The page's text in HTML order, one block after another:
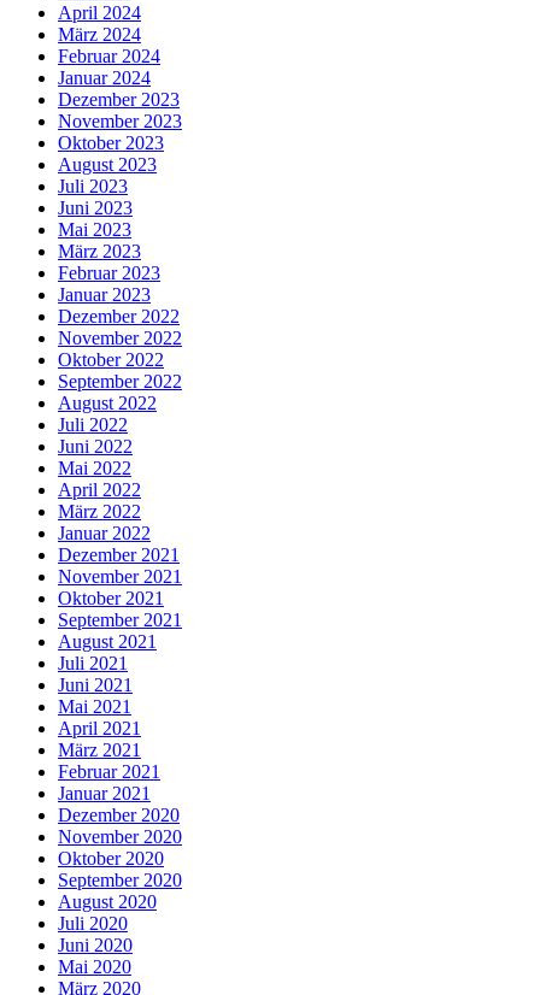
April 2024
März 2024
Februar 2024
Januar 2024
Dezember 2023
November 2023
Oktober 2023
August 2023
Juli 2023
Juni 2023
Mai 2023
März 2023
Februar 2023
Januar 2023
Dezember 2022
November 2022
Oktober 2022
September 2022
August 2022
Juli 2022
Juni 2022
Mai 2022
April 2022
März 2022
Januar 2022
Dezember 2021
November 2021
Oktober 2021
September 2021
August 2021
Juli 2021
Juni 2021
Mai 2021
April 2021
März 2021
Februar 2021
Januar 2021
Dezember 2020
November 2020
Oktober 2020
September 2020
August 2020
Juli 2020
Juni 2020
Mai 2020
März 2020